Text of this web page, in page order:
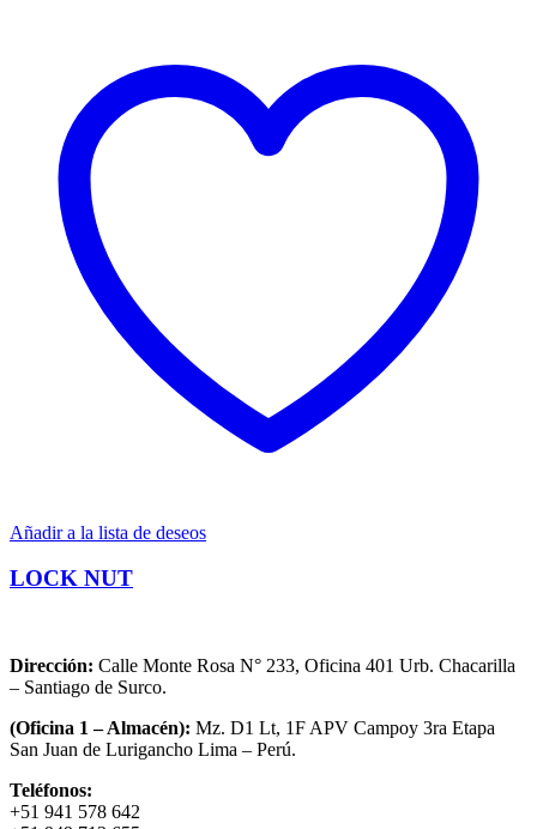
Añadir a la lista de deseos
LOCK NUT
Dirección: Calle Monte Rosa N° 233, Oficina 401 Urb. Chacarilla
– Santiago de Surco.
(Oficina 1 – Almacén): Mz. D1 Lt, 1F APV Campoy 3ra Etapa
San Juan de Lurigancho Lima – Perú.
Teléfonos:
+51 941 578 642